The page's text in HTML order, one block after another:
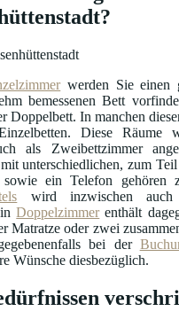
werden Sie einen
bemessenen Bett
Doppelbett. In manchen
Diese Räume
als Zweibettzimmer
unterschiedlichen, zum
sowie ein Telefon gehören
wird inzwischen auch
Doppelzimmerenthält
Matratze oder zwei
bei der
Wünsche diesbezüglich.